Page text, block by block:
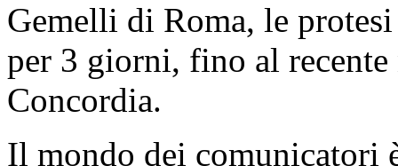
Gemelli di Roma, le
per 3 giorni, fino al
Concordia.
Il mondo dei comunicatori